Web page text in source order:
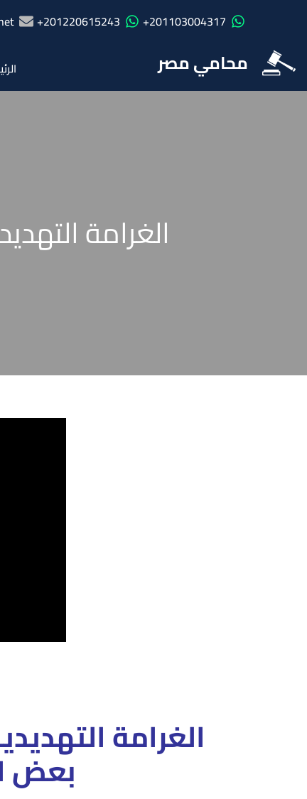
201103004317+
201220615243+
محامي مصر
الغرامة
الغرامة
بعض